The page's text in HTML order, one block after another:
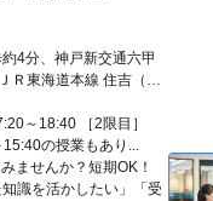
4分、神戸新交通六甲
Ｒ東海道本線 住吉（東
駅」より徒歩4分
～18:40 ［2限目］
の授業もあり...
ませんか？短期OK！
識を活かしたい」「受